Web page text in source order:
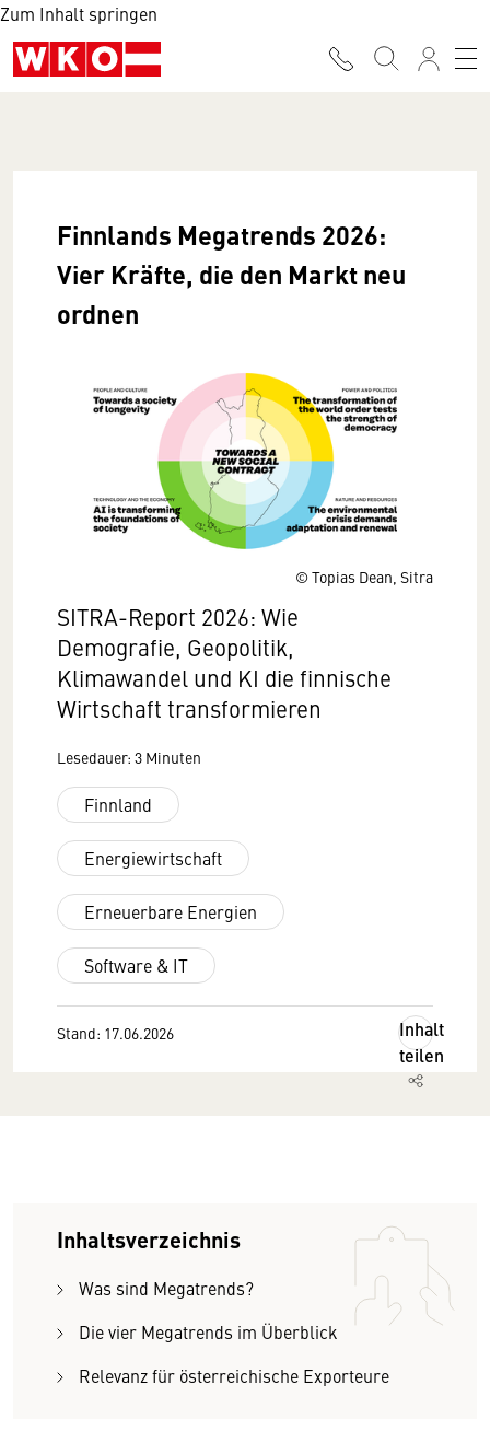
Zum Inhalt springen
© Topias Dean, Sitra
Finnlands Megatrends 2026:
Vier Kräfte, die den Markt neu
ordnen
SITRA-Report 2026: Wie
Demografie, Geopolitik,
Klimawandel und KI die finnische
Wirtschaft transformieren
Lesedauer: 3 Minuten
Finnland
Energiewirtschaft
Erneuerbare Energien
Software & IT
Stand: 17.06.2026
Inhalt
teilen
Inhaltsverzeichnis
Was sind Megatrends?
Die vier Megatrends im Überblick
Relevanz für österreichische Exporteure